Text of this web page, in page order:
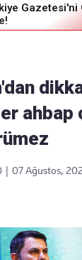
Gazetesi'ni
ahbap
07 Ağustos,